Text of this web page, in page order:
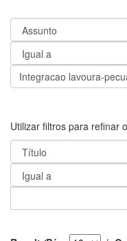
Utilizar filtros para refinar